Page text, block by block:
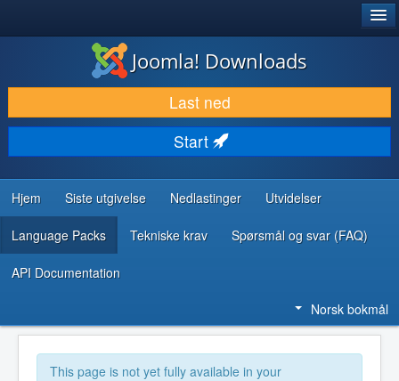
LAST NED & UTVID
OPPDAG & LÆR
SAMFUNN & BRUKERSTØTTE
UTVIKLINGSRESSURSER
Joomla! Downloads
Last ned
Start
Hjem Siste utgivelse Nedlastinger Utvidelser
Language Packs Tekniske krav Spørsmål og svar (FAQ)
API Documentation
Norsk bokmål
This page is not yet fully available in your